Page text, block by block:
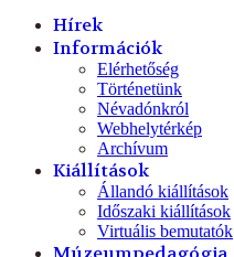
Hírek
Információk
Elérhetőség
Történetünk
Névadónkról
Webhelytérkép
Archívum
Kiállítások
Állandó kiállítások
Időszaki kiállítások
Virtuális bemutatók